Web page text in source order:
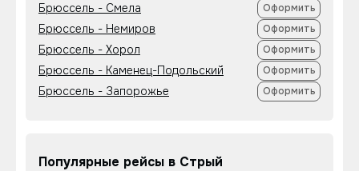
Брюссель - Смела Оформить
Брюссель - Немиров Оформить
Брюссель - Хорол Оформить
Брюссель - Каменец-Подольский Оформить
Брюссель - Запорожье Оформить
Популярные рейсы в Стрый